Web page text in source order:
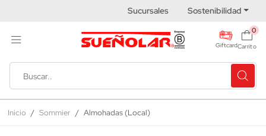
Sucursales Sostenibilidad
Giftcard
0
Carrito
Inicio Sommier Almohadas (Local)